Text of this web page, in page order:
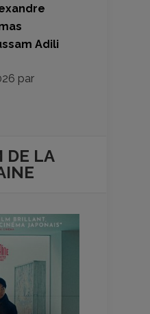
Adili
par
DE LA